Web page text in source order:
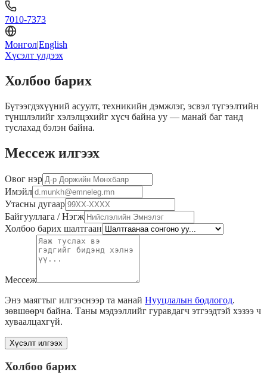
7010-7373
Монгол|English
Хүсэлт үлдээх
Холбоо барих
Бүтээгдэхүүний асуулт, техникийн дэмжлэг, эсвэл түгээлтийн
түншлэлийг хэлэлцэхийг хүсч байна уу — манай баг танд
туслахад бэлэн байна.
Мессеж илгээх
Овог нэр
Имэйл
Утасны дугаар
Байгууллага / Нэгж
Холбоо барих шалтгаан
Мессеж
Энэ маягтыг илгээснээр та манай Нууцлалын бодлогод.
зөвшөөрч байна. Таны мэдээллийг гуравдагч этгээдтэй хэзээ ч
хуваалцахгүй.
Хүсэлт илгээх
Холбоо барих